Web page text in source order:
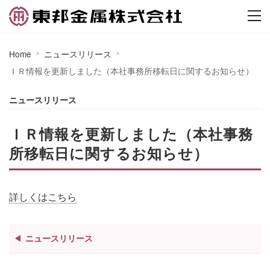
Home
ニュースリリース
ＩＲ情報を更新しました（本社事務所移転日に関するお知らせ）
ニュースリリース
ＩＲ情報を更新しました（本社事務
所移転日に関するお知らせ）
詳しくはこちら
ニュースリリース